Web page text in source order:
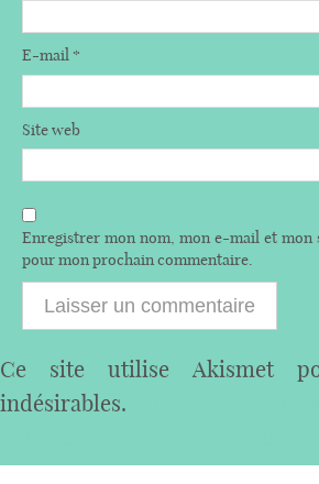
E-mail *
Site web
Enregistrer mon nom, mon e-mail et mon
pour mon prochain commentaire.
Ce site utilise Akismet
indésirables.